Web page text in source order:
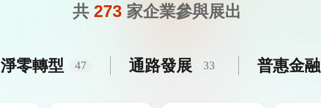
共 273 家企業參與展出
淨零轉型 47 通路發展 33 普惠金融